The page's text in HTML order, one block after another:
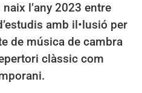
l’any 2023 entre
amb il•lusió per
de música de cambra
clàssic com